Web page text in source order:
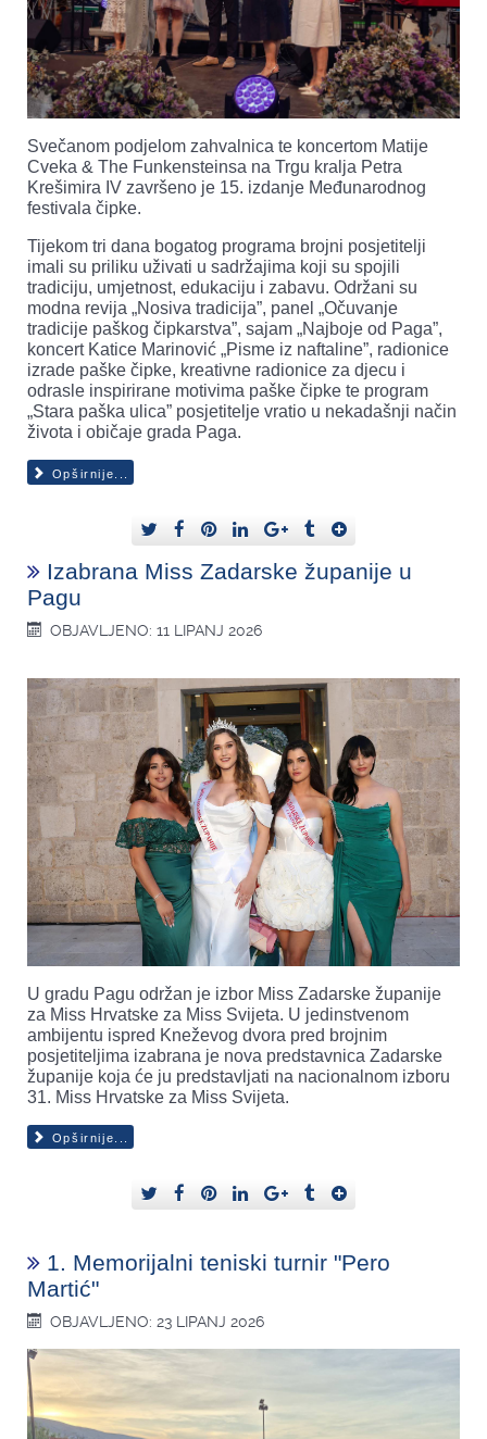
Svečanom podjelom zahvalnica te koncertom Matije
Cveka & The Funkensteinsa na Trgu kralja Petra
Krešimira IV završeno je 15. izdanje Međunarodnog
festivala čipke.
Tijekom tri dana bogatog programa brojni posjetitelji
imali su priliku uživati u sadržajima koji su spojili
tradiciju, umjetnost, edukaciju i zabavu. Održani su
modna revija „Nosiva tradicija”, panel „Očuvanje
tradicije paškog čipkarstva”, sajam „Najboje od Paga”,
koncert Katice Marinović „Pisme iz naftaline”, radionice
izrade paške čipke, kreativne radionice za djecu i
odrasle inspirirane motivima paške čipke te program
„Stara paška ulica” posjetitelje vratio u nekadašnji način
života i običaje grada Paga.
Opširnije...
Izabrana Miss Zadarske županije u
Pagu
OBJAVLJENO: 11 LIPANJ 2026
U gradu Pagu održan je izbor Miss Zadarske županije
za Miss Hrvatske za Miss Svijeta. U jedinstvenom
ambijentu ispred Kneževog dvora pred brojnim
posjetiteljima izabrana je nova predstavnica Zadarske
županije koja će ju predstavljati na nacionalnom izboru
31. Miss Hrvatske za Miss Svijeta.
Opširnije...
1. Memorijalni teniski turnir "Pero
Martić"
OBJAVLJENO: 23 LIPANJ 2026